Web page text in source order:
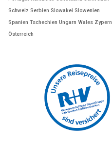
Schweiz Serbien Slowakei Slowenien
Spanien Tschechien Ungarn Wales Zypern
Österreich